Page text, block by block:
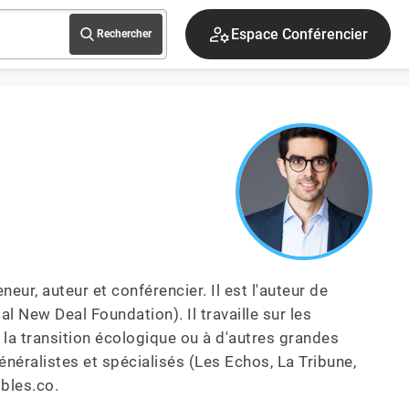
Rechercher Espace Conférencier
auteur et conférencier. Il est l'auteur de
New Deal Foundation). Il travaille sur les
transition écologique ou à d'autres grandes
et spécialisés (Les Echos, La Tribune,